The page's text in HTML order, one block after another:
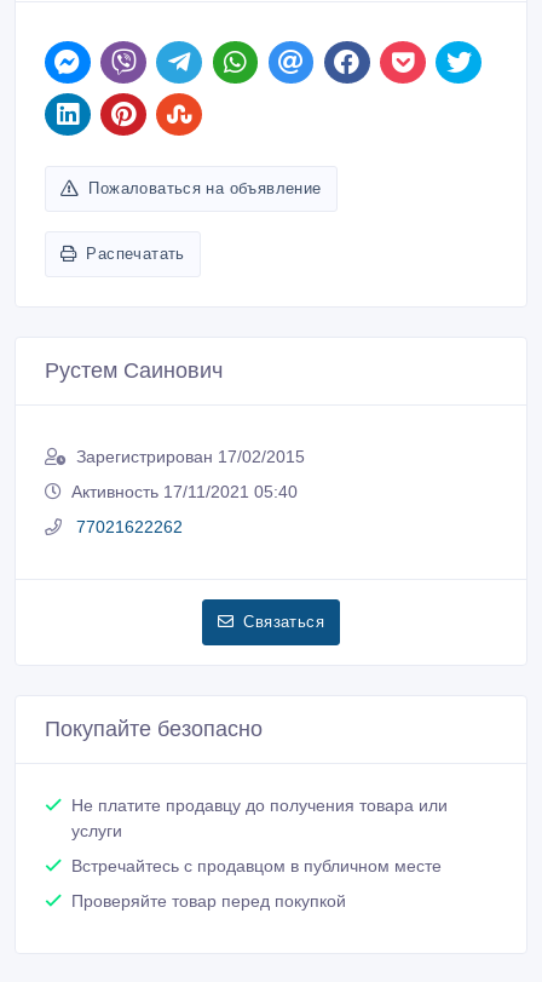
Пожаловаться на объявление
Распечатать
Рустем Саинович
Зарегистрирован 17/02/2015
Активность 17/11/2021 05:40
77021622262
Связаться
Покупайте безопасно
Не платите продавцу до получения товара или
услуги
Встречайтесь с продавцом в публичном месте
Проверяйте товар перед покупкой